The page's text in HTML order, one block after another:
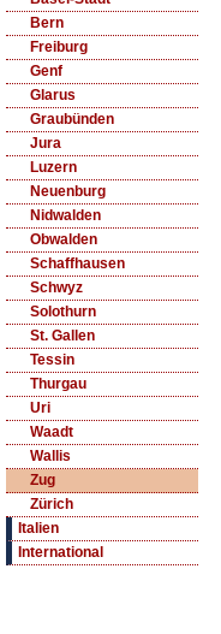
Bern
Freiburg
Genf
Glarus
Graubünden
Jura
Luzern
Neuenburg
Nidwalden
Obwalden
Schaffhausen
Schwyz
Solothurn
St. Gallen
Tessin
Thurgau
Uri
Waadt
Wallis
Zug
Zürich
Italien
International